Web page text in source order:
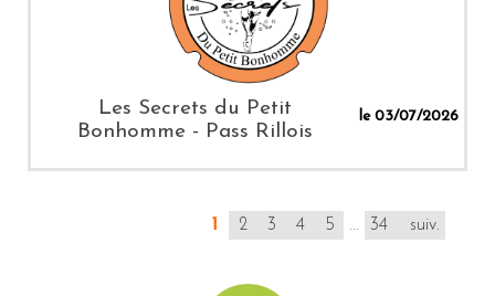
Les Secrets du Petit
Bonhomme - Pass Rillois
le 03/07/2026
1 2 3 4 5 ... 34 suiv.